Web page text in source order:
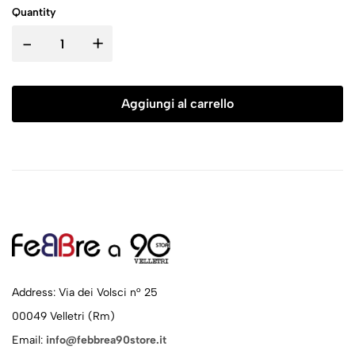
Quantity
- +
Aggiungi al carrello
Address: Via dei Volsci n° 25
00049 Velletri (Rm)
Email: info@febbrea90store.it